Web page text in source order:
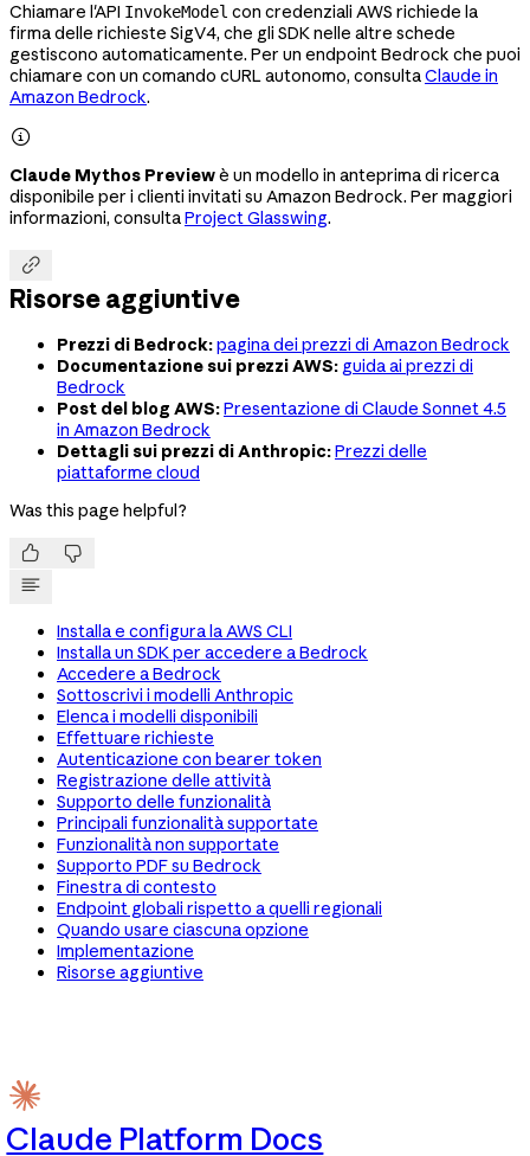
Chiamare l'API InvokeModel con credenziali AWS richiede la
firma delle richieste SigV4, che gli SDK nelle altre schede
gestiscono automaticamente. Per un endpoint Bedrock che puoi
chiamare con un comando cURL autonomo, consultaClaude in
Amazon Bedrock.

Claude Mythos Previewè un modello in anteprima di ricerca
disponibile per i clienti invitati su Amazon Bedrock. Per maggiori
informazioni, consultaProject Glasswing.

Risorse aggiuntive
Prezzi di Bedrock:pagina dei prezzi di Amazon Bedrock
Documentazione sui prezzi AWS: guida ai prezzi di
Bedrock
Post del blog AWS:Presentazione di Claude Sonnet 4.5
in Amazon Bedrock
Dettagli sui prezzi di Anthropic:Prezzi delle
piattaforme cloud
Was this page helpful?
 
Installa e configura la AWS CLI
Installa un SDK per accedere a Bedrock
Accedere a Bedrock
Sottoscrivi i modelli Anthropic
Elenca i modelli disponibili
Effettuare richieste
Autenticazione con bearer token
Registrazione delle attività
Supporto delle funzionalità
Principali funzionalità supportate
Funzionalità non supportate
Supporto PDF su Bedrock
Finestra di contesto
Endpoint globali rispetto a quelli regionali
Quando usare ciascuna opzione
Implementazione
Risorse aggiuntive
Claude Platform Docs